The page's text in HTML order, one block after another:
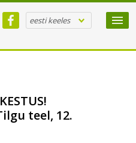
eesti keeles
teel, 12.